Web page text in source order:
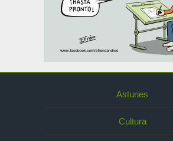
Asturies
Cultura